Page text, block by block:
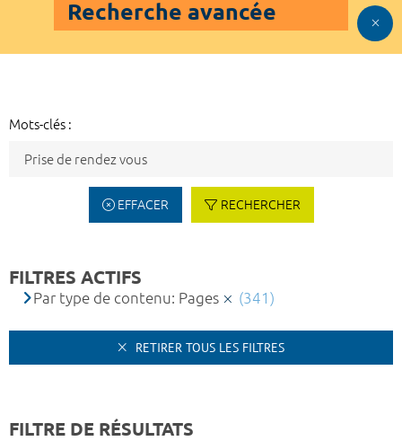
Recherche avancée
Mots-clés :
EFFACER RECHERCHER
FILTRES ACTIFS
Par type de contenu: Pages (341)
RETIRER TOUS LES FILTRES
FILTRE DE RÉSULTATS